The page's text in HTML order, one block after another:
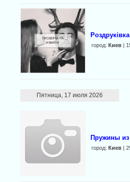
город: Киев|
Пятница, 17 июля 2026
Пружины
город: Киев|